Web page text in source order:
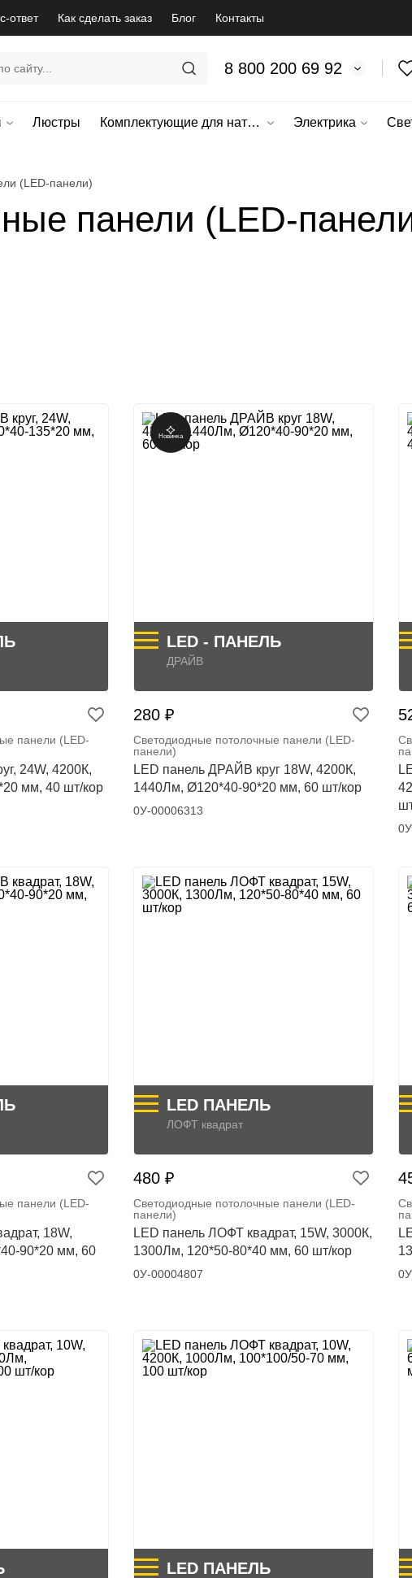
ответ Как сделать заказ Блог Контакты
8 800 200 69 92
Люстры Комплектующие для натяжных потолков Электрика
(LED-панели)
панели (LED-
панели (LED-
24W, 4200К,
мм, 40 шт/кор
Новинка
LED - ПАНЕЛЬ
ДРАЙВ
280 ₽
Светодиодные потолочные панели (LED-
панели)
LED панель ДРАЙВ круг 18W, 4200К,
1440Лм, Ø120*40-90*20 мм, 60 шт/кор
0У-00006313
панели (LED-
18W,
90*20 мм, 60
LED ПАНЕЛЬ
ЛОФТ квадрат
480 ₽
Светодиодные потолочные панели (LED-
панели)
LED панель ЛОФТ квадрат, 15W, 3000К,
1300Лм, 120*50-80*40 мм, 60 шт/кор
0У-00004807
LED ПАНЕЛЬ